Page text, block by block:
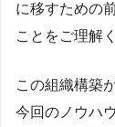
に移すための
ことをご理解
この組織構築
今回のノウハ